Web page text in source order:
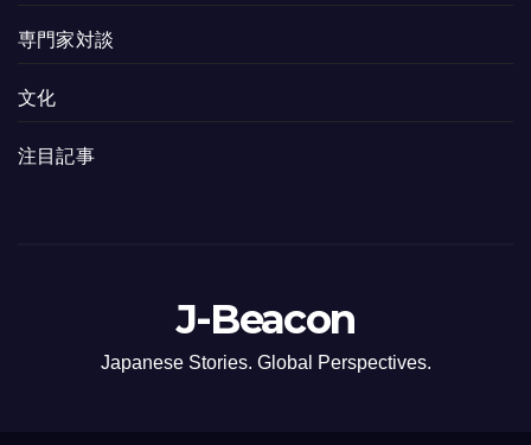
専門家対談
文化
注目記事
J-Beacon
Japanese Stories. Global Perspectives.